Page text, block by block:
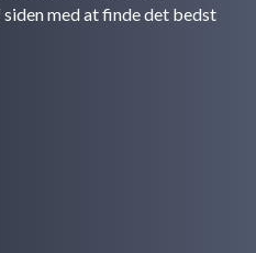
med at finde det bedst